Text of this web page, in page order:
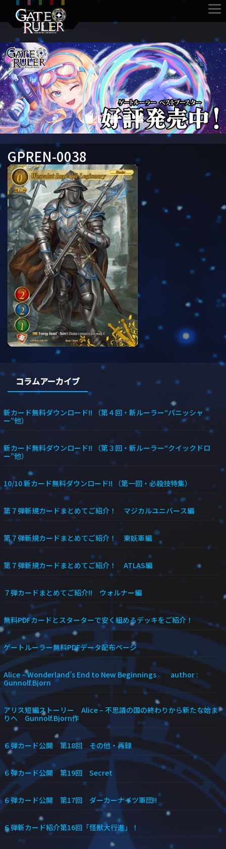
GPREN-0038
コラムアーカイブ
新カード無料ダウンロード!! （第４回・新ルーラー“パニッシャ
ー”他）
新カード無料ダウンロード!! （第３回・新ルーラー“クイックドロ
ー”他）
10/10 新カード無料ダウンロード!! （第一回・必殺技特集）
第７弾新規カードまとめてご紹介！ マジカルユニバース編
第７弾新規カードまとめてご紹介！ 東妖軍編
第７弾新規カードまとめてご紹介！ ATLAS編
７弾カードまとめてご紹介!! ウォルナー編
無料PDFカードとスターターで安く組めるデッキをご紹介！
ゲートルーラー無料PDFデータ配布ページ
Alice – Wonderland’s End to New Beginnings author :
Gunnolf.Bjorn
アリス短編ストーリー Alice – 不思議の国の終わりから新たな始ま
りへ Gunnolf.Bjorn作
６弾カード公開 第18回 その他・再録
６弾カード公開 第19回 Secret
６弾カード公開 第17回 ダーカーナイツ軍団!!
６弾新カード紹介第16回「怪獣大行進」！